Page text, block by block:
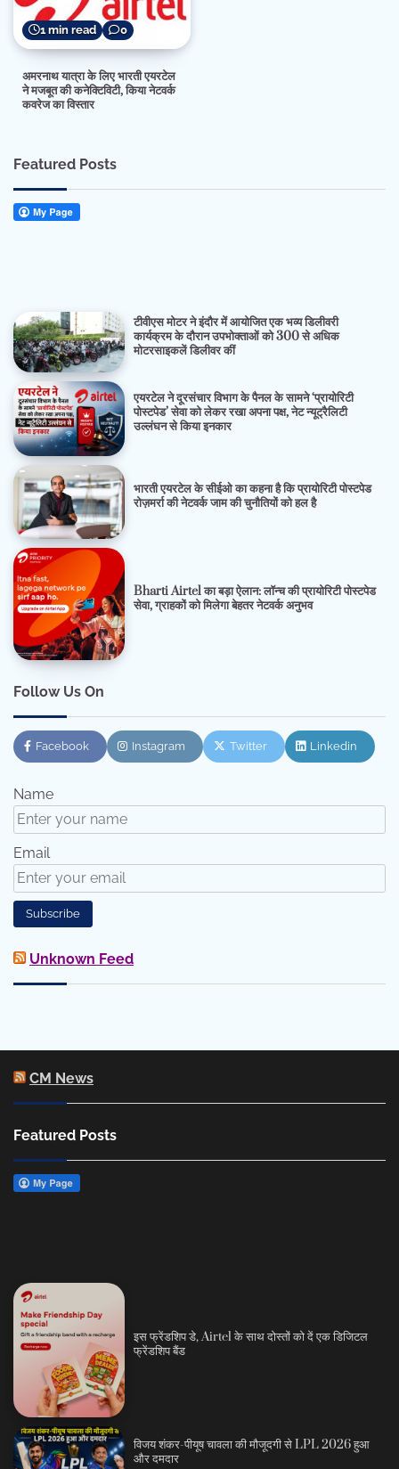
1 min read 0
अमरनाथ यात्रा के लिए भारती एयरटेल
ने मजबूत की कनेक्टिविटी, किया नेटवर्क
कवरेज का विस्तार
Featured Posts
टीवीएस मोटर ने इंदौर में आयोजित एक भव्य डिलीवरी
कार्यक्रम के दौरान उपभोक्ताओं को 300 से अधिक
मोटरसाइकलें डिलीवर कीं
एयरटेल ने दूरसंचार विभाग के पैनल के सामने ‘प्रायोरिटी
पोस्टपेड’ सेवा को लेकर रखा अपना पक्ष, नेट न्यूट्रैलिटी
उल्लंघन से किया इनकार
भारती एयरटेल के सीईओ का कहना है कि प्रायोरिटी पोस्टपेड
रोज़मर्रा की नेटवर्क जाम की चुनौतियों को हल है
Bharti Airtel का बड़ा ऐलान: लॉन्च की प्रायोरिटी पोस्टपेड
सेवा, ग्राहकों को मिलेगा बेहतर नेटवर्क अनुभव
Follow Us On
Facebook Instagram Twitter Linkedin
Name
Email
Unknown Feed
CM News
Featured Posts
इस फ्रेंडशिप डे, Airtel के साथ दोस्तों को दें एक डिजिटल
फ्रेंडशिप बैंड
विजय शंकर-पीयूष चावला की मौजूदगी से LPL 2026 हुआ
और दमदार